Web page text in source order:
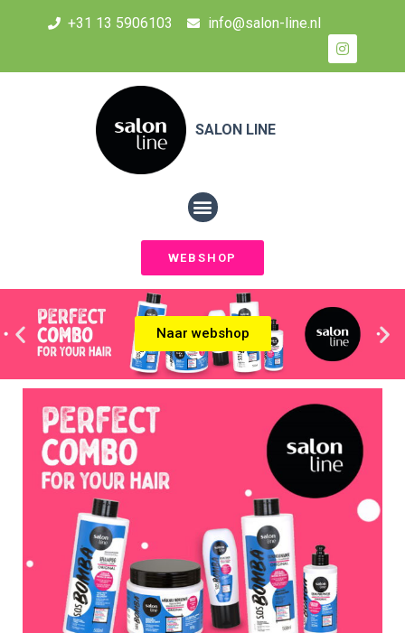
+31 13 5906103 info@salon-line.nl
SALON LINE
WEBSHOP
Naar webshop